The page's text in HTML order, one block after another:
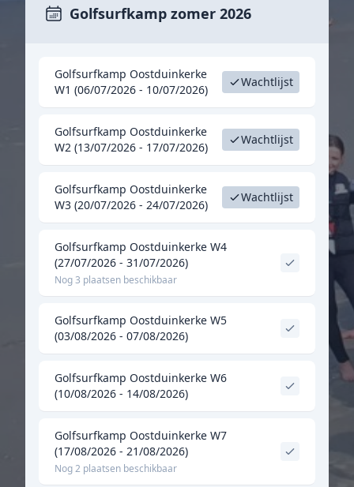
Golfsurfkamp zomer 2026
Golfsurfkamp Oostduinkerke
W1 (06/07/2026 - 10/07/2026)
Wachtlijst
Golfsurfkamp Oostduinkerke
W2 (13/07/2026 - 17/07/2026)
Wachtlijst
Golfsurfkamp Oostduinkerke
W3 (20/07/2026 - 24/07/2026)
Wachtlijst
Golfsurfkamp Oostduinkerke W4
(27/07/2026 - 31/07/2026)
Nog 3 plaatsen beschikbaar
Golfsurfkamp Oostduinkerke W5
(03/08/2026 - 07/08/2026)
Golfsurfkamp Oostduinkerke W6
(10/08/2026 - 14/08/2026)
Golfsurfkamp Oostduinkerke W7
(17/08/2026 - 21/08/2026)
Nog 2 plaatsen beschikbaar